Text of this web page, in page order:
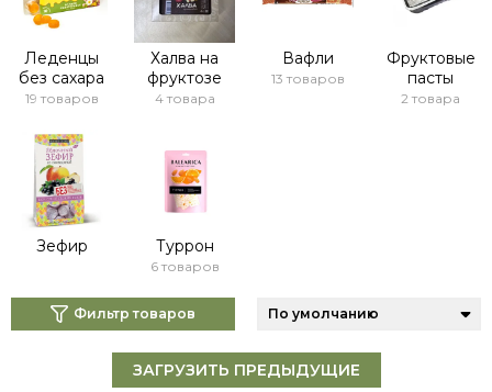
Леденцы
без сахара
19 товаров
Халва на
фруктозе
4 товара
Вафли
13 товаров
Фруктовые
пасты
2 товара
Зефир Туррон
6 товаров
Фильтр товаров
ЗАГРУЗИТЬ ПРЕДЫДУЩИЕ